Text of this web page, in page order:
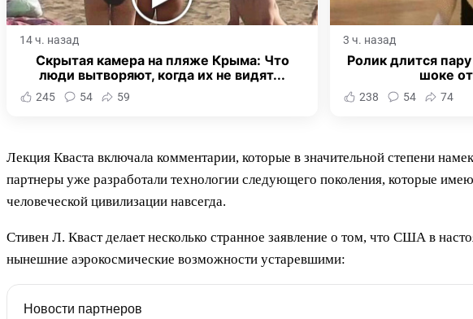
14 ч. назад
Скрытая камера на пляже Крыма: Что
люди вытворяют, когда их не видят...
245 54 59
3 ч. назад
Ролик длится
шоке
238 54 74
Лекция Кваста включала комментарии, которые в значительной степени
партнеры уже разработали технологии следующего поколения, которые
человеческой цивилизации навсегда.
Стивен Л. Кваст делает несколько странное заявление о том, что США в
нынешние аэрокосмические возможности устаревшими:
Новости партнеров